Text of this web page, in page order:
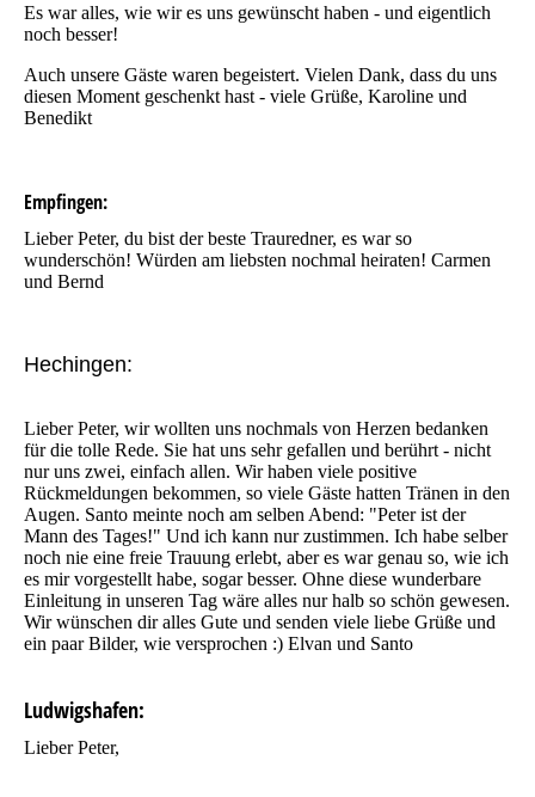
Es war alles, wie wir es uns gewünscht haben - und eigentlich
noch besser!
Auch unsere Gäste waren begeistert. Vielen Dank, dass du uns
diesen Moment geschenkt hast - viele Grüße, Karoline und
Benedikt
Empfingen:
Lieber Peter, du bist der beste Trauredner, es war so
wunderschön! Würden am liebsten nochmal heiraten! Carmen
und Bernd
Hechingen:
Lieber Peter, wir wollten uns nochmals von Herzen bedanken
für die tolle Rede. Sie hat uns sehr gefallen und berührt - nicht
nur uns zwei, einfach allen. Wir haben viele positive
Rückmeldungen bekommen, so viele Gäste hatten Tränen in den
Augen. Santo meinte noch am selben Abend: "Peter ist der
Mann des Tages!" Und ich kann nur zustimmen. Ich habe selber
noch nie eine freie Trauung erlebt, aber es war genau so, wie ich
es mir vorgestellt habe, sogar besser. Ohne diese wunderbare
Einleitung in unseren Tag wäre alles nur halb so schön gewesen.
Wir wünschen dir alles Gute und senden viele liebe Grüße und
ein paar Bilder, wie versprochen :) Elvan und Santo
Ludwigshafen:
Lieber Peter,